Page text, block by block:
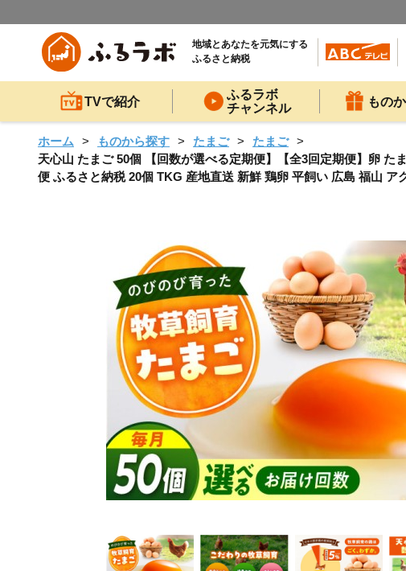
地域とあなたを元気にする
ふるさと納税
TVで紹介
ふるラボ
チャンネル
もの
ホーム ものから探す たまご
たまご
天心山 たまご 50個 【回数が選べる定期便】【全3回定期便】卵
便 ふるさと納税 20個 TKG 産地直送 新鮮 鶏卵 平飼い 広島 福山